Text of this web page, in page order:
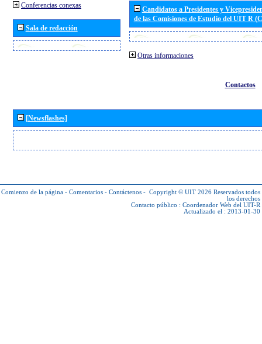
Conferencias conexas
Sala de redacción
Candidatos a Presidentes y
de las Comisiones de Estudio del UIT R
Otras informaciones
Contactos
[Newsflashes]
Comienzo de la página - Comentarios - Contáctenos - Copyright © UIT 2026 Reservados todos
los derechos
Contacto público : Coordenador Web del UIT-R
Actualizado el : 2013-01-30